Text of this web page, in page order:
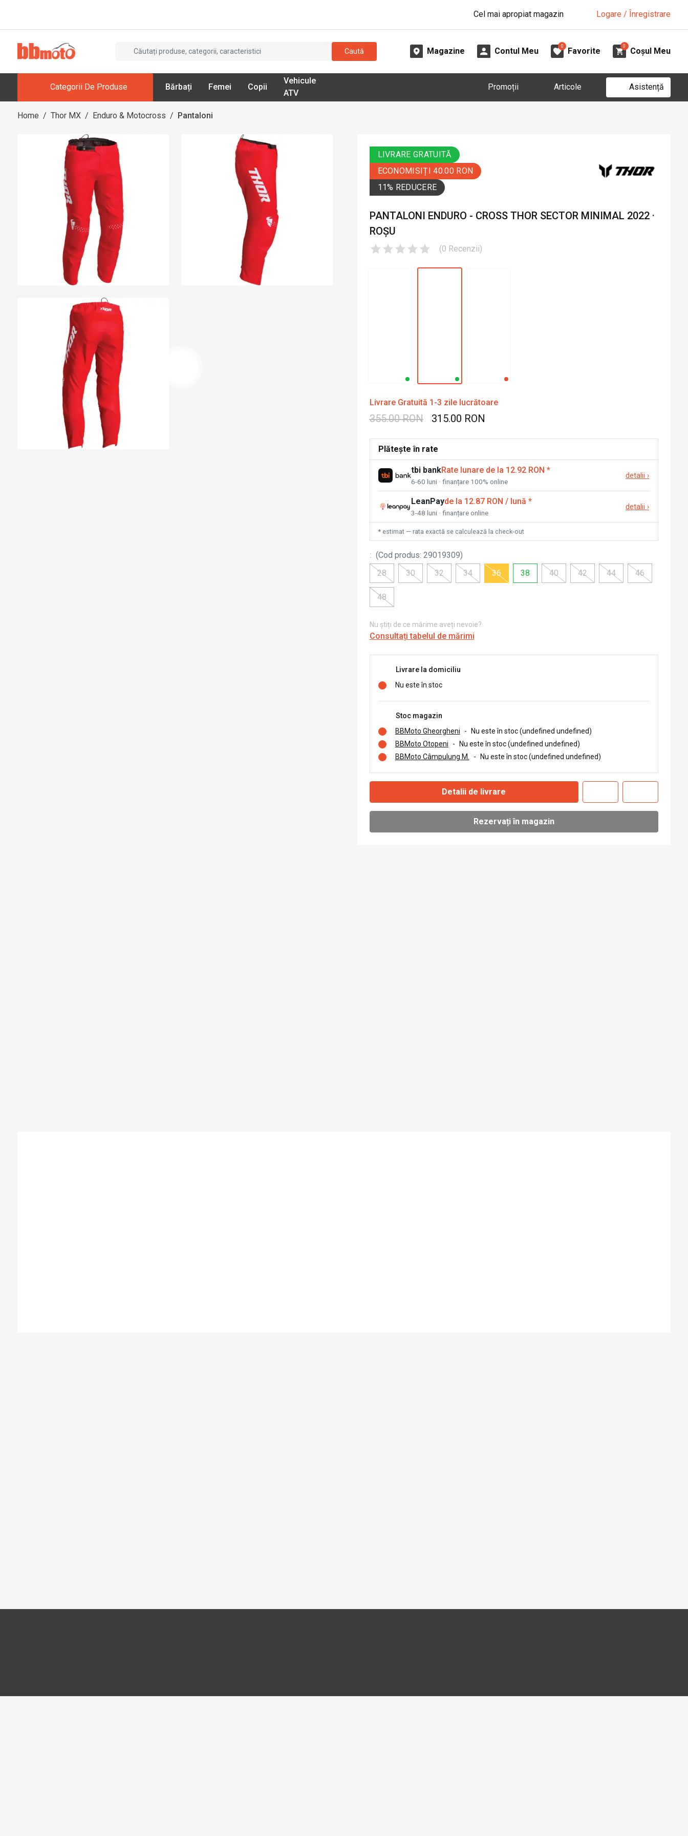
Cel mai apropiat magazin Logare / Înregistrare
Caută Magazine Contul Meu
0
Favorite
0
Coșul Meu
Categorii De Produse Bărbați Femei Copii
Vehicule
ATV
Promoții Articole Asistență
Home / Thor MX / Enduro & Motocross / Pantaloni
LIVRARE GRATUITĂ
ECONOMISIȚI 40.00 RON
11% REDUCERE
PANTALONI ENDURO - CROSS THOR SECTOR MINIMAL 2022 ·
ROȘU
(0 Recenzii)
Livrare Gratuită 1-3 zile lucrătoare
355.00 RON 315.00 RON
Plătește în rate
tbi bankRate lunare de la 12.92 RON *
6-60 luni · finanțare 100% online
detalii ›
LeanPayde la 12.87 RON / lună *
3-48 luni · finanțare online
detalii ›
* estimat — rata exactă se calculează la check-out
: (Cod produs: 29019309)
28
30 32 34 36 38 40 42 44 46
48
Nu știți de ce mărime aveți nevoie?
Consultați tabelul de mărimi
Livrare la domiciliu
Nu este în stoc
Stoc magazin
BBMoto Gheorgheni
-
Nu este în stoc (undefined undefined)
BBMoto Otopeni
-
Nu este în stoc (undefined undefined)
BBMoto Câmpulung M.
- Nu este în stoc (undefined undefined)
Detalii de livrare
Rezervați în magazin